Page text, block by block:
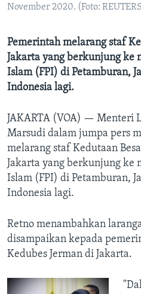
November 2020. (Foto:
Pemerintah melarang staf
Jakarta yang berkunjung ke
Islam (FPI) di Petamburan,
Indonesia lagi.
JAKARTA (VOA) — Menteri
Marsudi dalam jumpa pers
melarang staf Kedutaan
Jakarta yang berkunjung ke
Islam (FPI) di Petamburan,
Indonesia lagi.
Retno menambahkan
disampaikan kepada
Kedubes Jerman di Jakarta.